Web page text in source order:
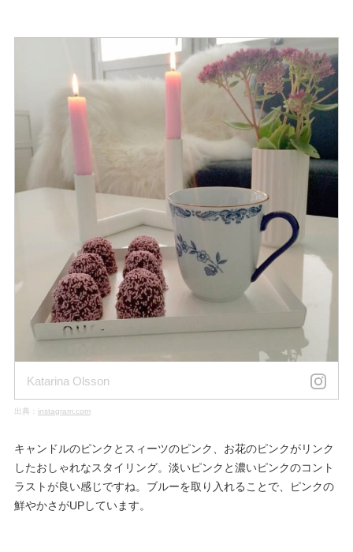
Katarina Olsson
出典： instagram.com
キャンドルのピンクとスィーツのピンク、お花のピンクがリンク
したおしゃれなスタイリング。淡いピンクと濃いピンクのコント
ラストが良い感じですね。ブルーを取り入れることで、ピンクの
鮮やかさがUPしています。